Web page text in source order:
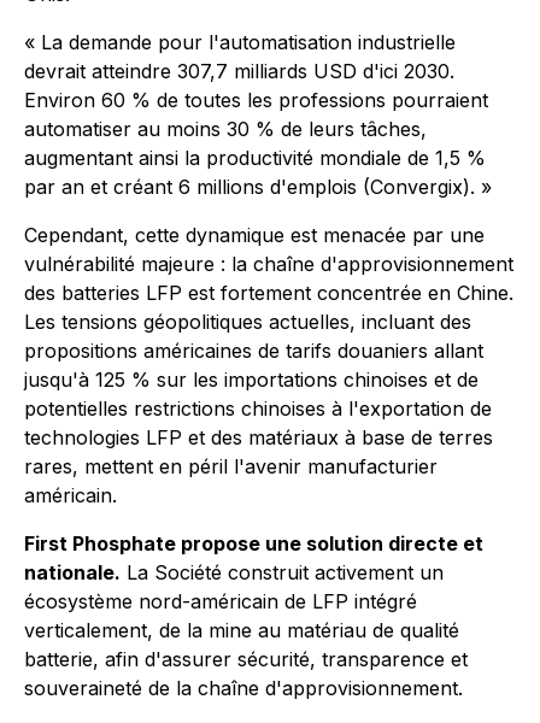
« La demande pour l'automatisation industrielle
devrait atteindre 307,7 milliards USD d'ici 2030.
Environ 60 % de toutes les professions pourraient
automatiser au moins 30 % de leurs tâches,
augmentant ainsi la productivité mondiale de 1,5 %
par an et créant 6 millions d'emplois (Convergix). »
Cependant, cette dynamique est menacée par une
vulnérabilité majeure : la chaîne d'approvisionnement
des batteries LFP est fortement concentrée en Chine.
Les tensions géopolitiques actuelles, incluant des
propositions américaines de tarifs douaniers allant
jusqu'à 125 % sur les importations chinoises et de
potentielles restrictions chinoises à l'exportation de
technologies LFP et des matériaux à base de terres
rares, mettent en péril l'avenir manufacturier
américain.
First Phosphate propose une solution directe et
nationale. La Société construit activement un
écosystème nord-américain de LFP intégré
verticalement, de la mine au matériau de qualité
batterie, afin d'assurer sécurité, transparence et
souveraineté de la chaîne d'approvisionnement.